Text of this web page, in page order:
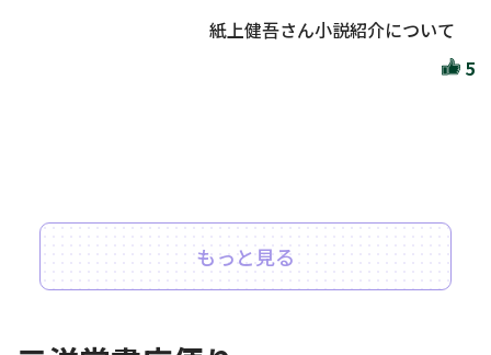
紙上健吾さん小説紹介について
5
もっと見る